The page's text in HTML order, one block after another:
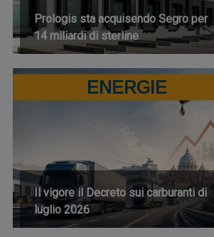
Prologis sta acquisendo Segro per
14 miliardi di sterline
ENERGIE
Il vigore il Decreto sui carburanti di
luglio 2026